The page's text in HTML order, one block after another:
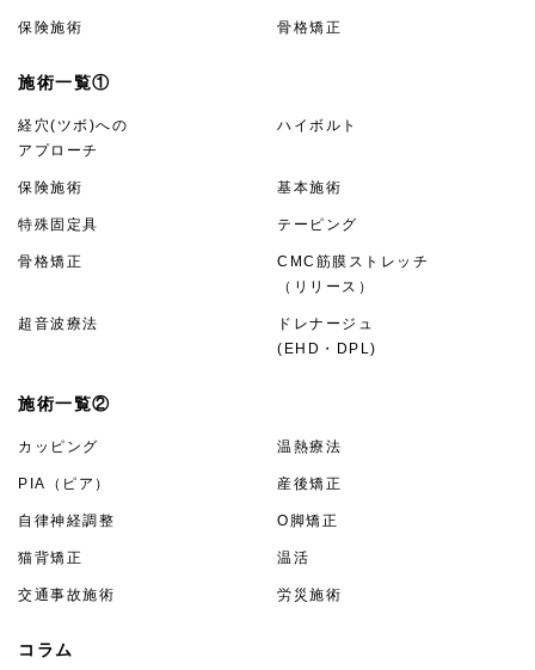
保険施術 骨格矯正
施術一覧①
経穴(ツボ)への
アプローチ
ハイボルト
保険施術 基本施術
特殊固定具 テーピング
骨格矯正
CMC筋膜ストレッチ
（リリース）
超音波療法
ドレナージュ
(EHD・DPL)
施術一覧②
カッピング 温熱療法
PIA（ピア） 産後矯正
自律神経調整 O脚矯正
猫背矯正 温活
交通事故施術 労災施術
コラム